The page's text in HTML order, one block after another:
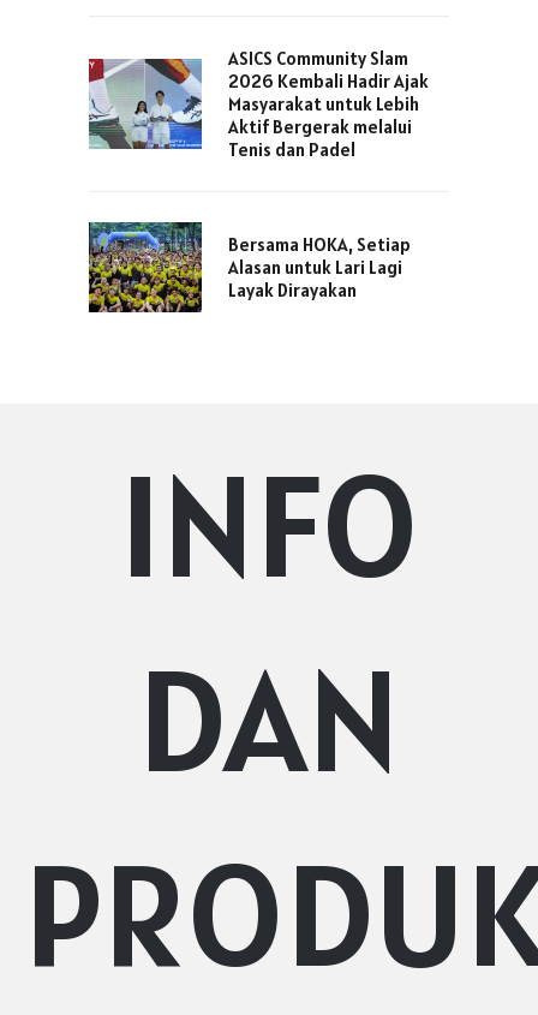
ASICS Community Slam
2026 Kembali Hadir Ajak
Masyarakat untuk Lebih
Aktif Bergerak melalui
Tenis dan Padel
Bersama HOKA, Setiap
Alasan untuk Lari Lagi
Layak Dirayakan
INFO
DAN